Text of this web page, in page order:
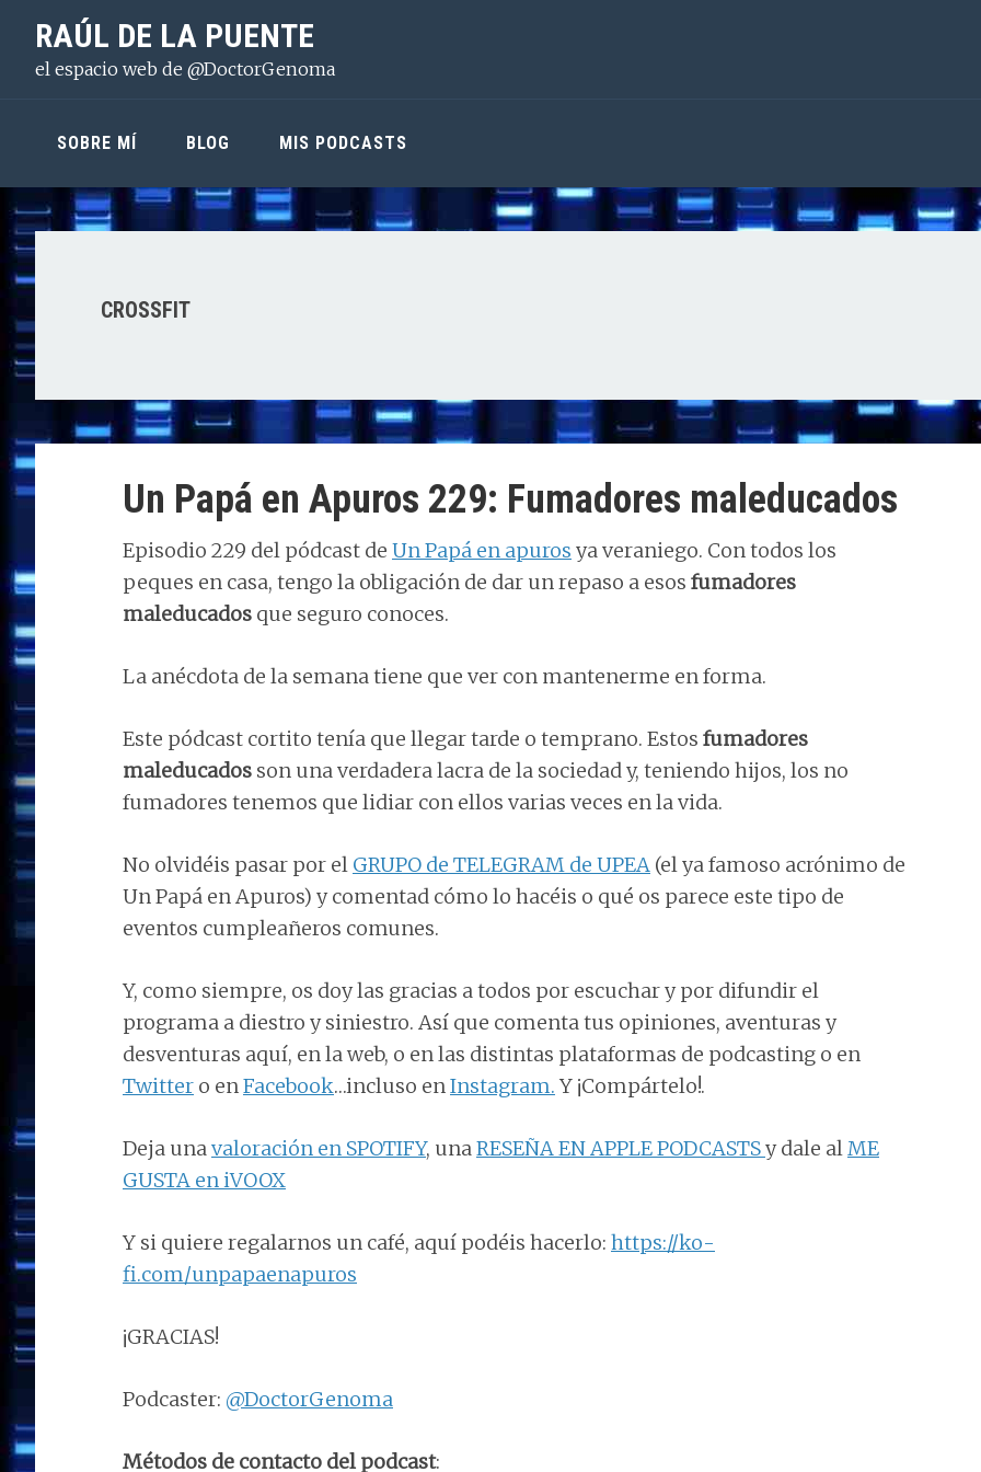
principal
contenido
lateral
RAÚL DE LA PUENTE
el espacio web de @DoctorGenoma
SOBRE MÍ BLOG MIS PODCASTS
CROSSFIT
Un Papá en Apuros 229: Fumadores maleducados
Episodio 229 del pódcast de Un Papá en apuros ya veraniego. Con todos los
peques en casa, tengo la obligación de dar un repaso a esos fumadores
maleducados que seguro conoces.
La anécdota de la semana tiene que ver con mantenerme en forma.
Este pódcast cortito tenía que llegar tarde o temprano. Estos fumadores
maleducados son una verdadera lacra de la sociedad y, teniendo hijos, los no
fumadores tenemos que lidiar con ellos varias veces en la vida.
No olvidéis pasar por el GRUPO de TELEGRAM de UPEA (el ya famoso acrónimo de
Un Papá en Apuros) y comentad cómo lo hacéis o qué os parece este tipo de
eventos cumpleañeros comunes.
Y, como siempre, os doy las gracias a todos por escuchar y por difundir el
programa a diestro y siniestro. Así que comenta tus opiniones, aventuras y
desventuras aquí, en la web, o en las distintas plataformas de podcasting o en
Twitter o enFacebook…incluso enInstagram. Y ¡Compártelo!.
Deja unavaloración en SPOTIFY, unaRESEÑA EN APPLE PODCASTSy dale alME
GUSTA en iVOOX
Y si quiere regalarnos un café, aquí podéis hacerlo: https://ko-
fi.com/unpapaenapuros
¡GRACIAS!
Podcaster: @DoctorGenoma
Métodos de contacto del podcast: